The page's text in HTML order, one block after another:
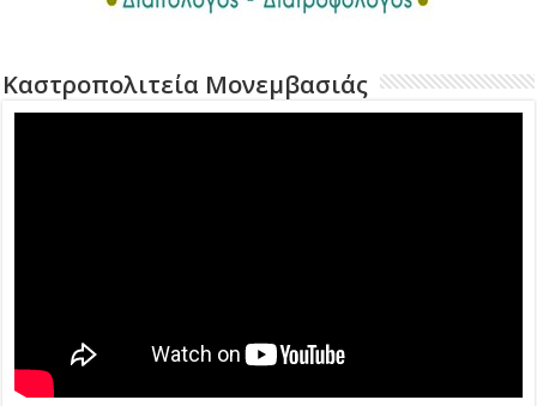
Καστροπολιτεία Μονεμβασιάς